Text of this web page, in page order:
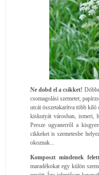
Ne dobd el a csikket!
csomagolási szemetet,
utcát összetakarítva több
kiskutyát városban, ismeri,
Persze ugyanerről a
cikkeket is szemetesbe
okoznak...
Komposzt mindenek
maradékokat egy külön